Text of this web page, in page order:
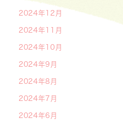
2024年12月
2024年11月
2024年10月
2024年9月
2024年8月
2024年7月
2024年6月